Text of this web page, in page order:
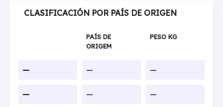
CLASIFICACIÓN POR PAÍS DE ORIGEN
PAÍS DE
ORIGEM
PESO KG
— — —
— — —